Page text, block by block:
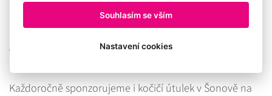
mimo jiné i zpěváka Martina Maxu, zpěvačku, herečku a
moderátorku Danielu Šinkorovou a Miss ČR 2016
Andreu Bezděkovou.
Každoročně sponzorujeme i kočičí útulek v Šonově na
Souhlasím se vším
Nastavení cookies